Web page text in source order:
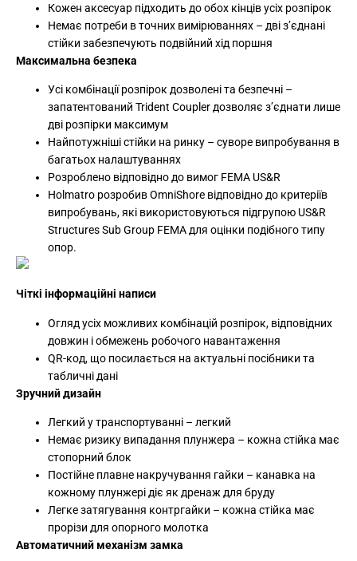
Кожен аксесуар підходить до обох кінців усіх розпірок
Немає потреби в точних вимірюваннях – дві з’єднані
стійки забезпечують подвійний хід поршня
Максимальна безпека
Усі комбінації розпірок дозволені та безпечні –
запатентований Trident Coupler дозволяє з’єднати лише
дві розпірки максимум
Найпотужніші стійки на ринку – суворе випробування в
багатьох налаштуваннях
Розроблено відповідно до вимог FEMA US&R
Holmatro розробив OmniShore відповідно до критеріїв
випробувань, які використовуються підгрупою US&R
Structures Sub Group FEMA для оцінки подібного типу
опор.
Чіткі інформаційні написи
Огляд усіх можливих комбінацій розпірок, відповідних
довжин і обмежень робочого навантаження
QR-код, що посилається на актуальні посібники та
табличні дані
Зручний дизайн
Легкий у транспортуванні – легкий
Немає ризику випадання плунжера – кожна стійка має
стопорний блок
Постійне плавне накручування гайки – канавка на
кожному плунжері діє як дренаж для бруду
Легке затягування контргайки – кожна стійка має
прорізи для опорного молотка
Автоматичний механізм замка